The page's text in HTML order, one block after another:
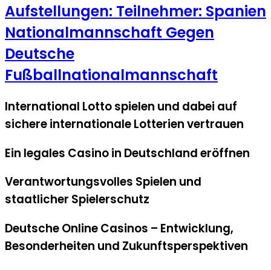
Aufstellungen: Teilnehmer: Spanien
Nationalmannschaft Gegen
Deutsche
Fußballnationalmannschaft
International Lotto spielen und dabei auf
sichere internationale Lotterien vertrauen
Ein legales Casino in Deutschland eröffnen
Verantwortungsvolles Spielen und
staatlicher Spielerschutz
Deutsche Online Casinos – Entwicklung,
Besonderheiten und Zukunftsperspektiven